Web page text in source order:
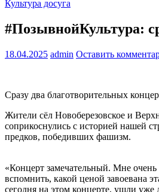
Культура досуга
#ПозывнойКультура:
18.04.2025 admin Оставить
Сразу два благотворительных
Жители сёл Новоберезовское и
соприкоснулись с историей нашей
предков, победивших фашизм.
«Концерт замечательный. Мне
вспомнить, какой ценой завоевана
сегодня на этом концерте, ушли